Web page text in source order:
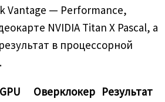
Vantage — Performance,
NVIDIA Titan X Pascal, а
в процессорной
Оверклокер Результат